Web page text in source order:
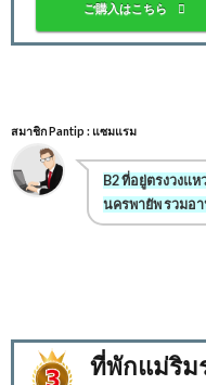
ご購入はこちら
สมาชิก Pantip : แซมแรม
B2 ที่อยู่ตรงวงแ
นครพายัพ รวมอ
ที่พักแม่ริม